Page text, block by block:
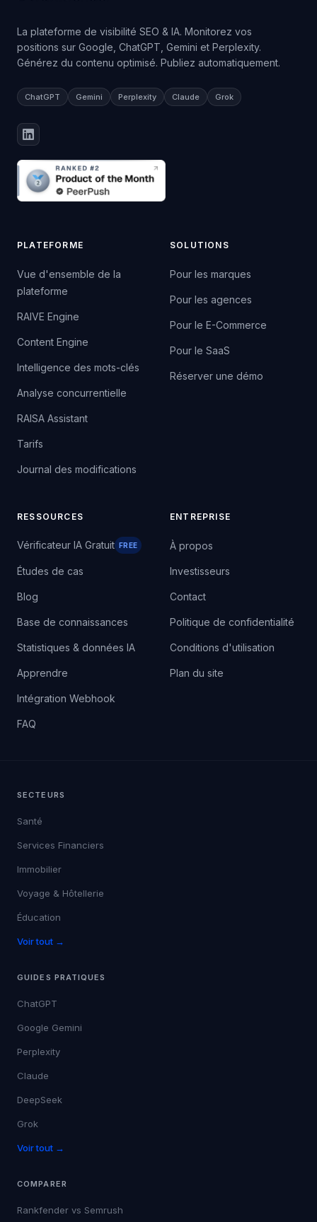
La plateforme de visibilité SEO & IA. Monitorez vos
positions sur Google, ChatGPT, Gemini et Perplexity.
Générez du contenu optimisé. Publiez automatiquement.
ChatGPT Gemini Perplexity Claude Grok
PLATEFORME
Vue d'ensemble de la
plateforme
RAIVE Engine
Content Engine
Intelligence des mots-clés
Analyse concurrentielle
RAISA Assistant
Tarifs
Journal des modifications
SOLUTIONS
Pour les marques
Pour les agences
Pour le E-Commerce
Pour le SaaS
Réserver une démo
RESSOURCES
Vérificateur IA Gratuit FREE
Études de cas
Blog
Base de connaissances
Statistiques & données IA
Apprendre
Intégration Webhook
FAQ
ENTREPRISE
À propos
Investisseurs
Contact
Politique de confidentialité
Conditions d'utilisation
Plan du site
SECTEURS
Santé
Services Financiers
Immobilier
Voyage & Hôtellerie
Éducation
Voir tout →
GUIDES PRATIQUES
ChatGPT
Google Gemini
Perplexity
Claude
DeepSeek
Grok
Voir tout →
COMPARER
Rankfender vs Semrush